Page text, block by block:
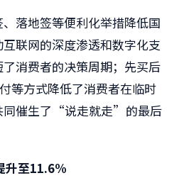
落地签等便利化举措降低国
联网的深度渗透和数字化支
消费者的决策周期；先买后
等方式降低了消费者在临时
同催生了“说走就走”的最后
升至11.6%